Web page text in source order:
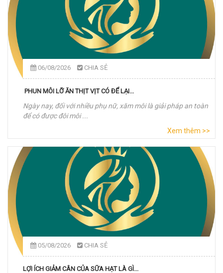
06/08/2026 CHIA SẺ
PHUN MÔI LỠ ĂN THỊT VỊT CÓ ĐỂ LẠI...
Ngày nay, đối với nhiều phụ nữ, xăm môi là giải pháp an toàn
để có được đôi môi ...
Xem thêm >>
05/08/2026 CHIA SẺ
LỢI ÍCH GIẢM CÂN CỦA SỮA HẠT LÀ GÌ...